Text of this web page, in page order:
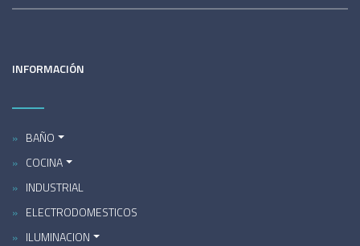
INFORMACIÓN
BAÑO
COCINA
INDUSTRIAL
ELECTRODOMESTICOS
ILUMINACION